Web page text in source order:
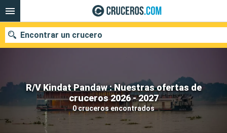
R/V Kindat Pandaw : Nuestras ofertas de
cruceros 2026 - 2027
0 cruceros encontrados
Encontrar un crucero
Nuestros destinos
Fecha de salida